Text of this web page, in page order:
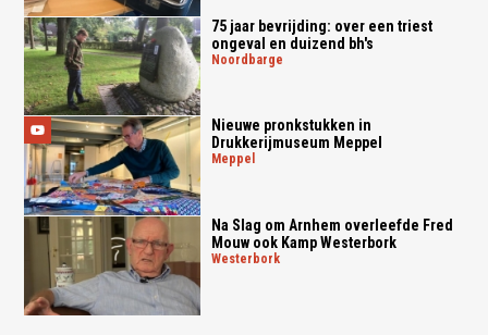
75 jaar bevrijding: over een triest
ongeval en duizend bh's
noordbarge
Nieuwe pronkstukken in
Drukkerijmuseum Meppel
meppel
Na Slag om Arnhem overleefde Fred
Mouw ook Kamp Westerbork
westerbork